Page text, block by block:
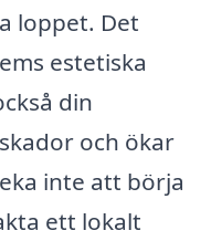
loppet. Det
estetiska
din
och ökar
inte att börja
ett lokalt